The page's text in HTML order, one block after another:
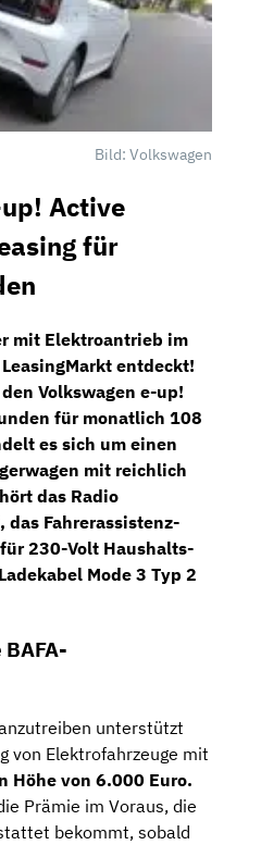
Bild: Volkswagen
Active
für
mit Elektroantrieb im
LeasingMarkt entdeckt!
Volkswagen e-up!
fürmonatlich 108
es sich um einen
mit reichlich
das Radio
das Fahrerassistenz-
für230-Volt Haushalts-
Ladekabel Mode 3 Typ 2
unterstützt
von Elektrofahrzeuge mit
Höhe von 6.000 Euro.
Prämie im Voraus, die
bekommt, sobald